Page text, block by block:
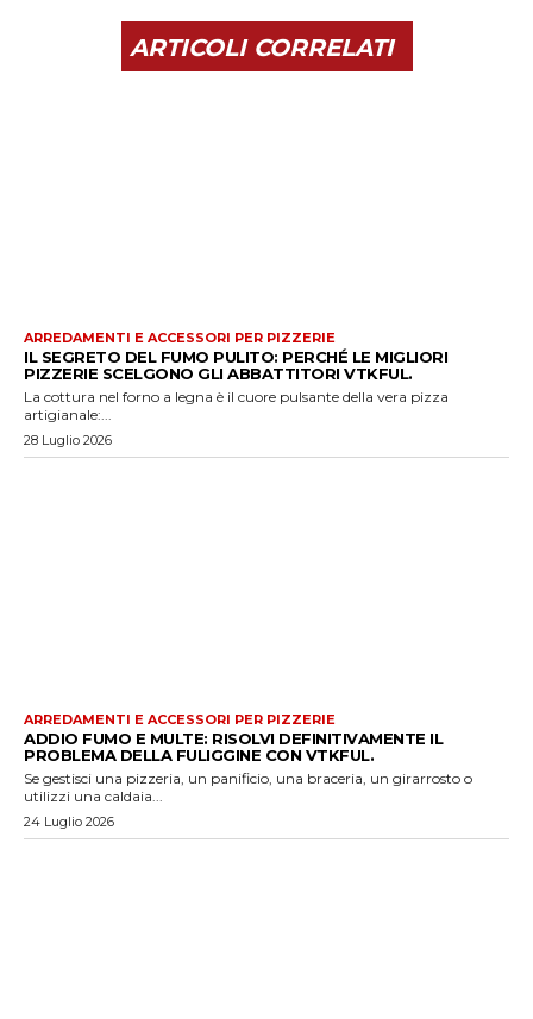
ARTICOLI CORRELATI
ARREDAMENTI E ACCESSORI PER PIZZERIE
IL SEGRETO DEL FUMO PULITO: PERCHÉ LE MIGLIORI
PIZZERIE SCELGONO GLI ABBATTITORI VTKFUL.
La cottura nel forno a legna è il cuore pulsante della vera pizza
artigianale:...
28 Luglio 2026
ARREDAMENTI E ACCESSORI PER PIZZERIE
ADDIO FUMO E MULTE: RISOLVI DEFINITIVAMENTE IL
PROBLEMA DELLA FULIGGINE CON VTKFUL.
Se gestisci una pizzeria, un panificio, una braceria, un girarrosto o
utilizzi una caldaia...
24 Luglio 2026